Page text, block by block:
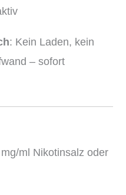
: Kein Laden, kein
– sofort
ml Nikotinsalz oder